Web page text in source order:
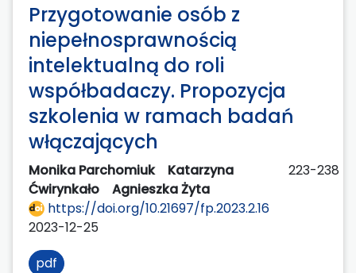
Przygotowanie osób z
niepełnosprawnością
intelektualną do roli
współbadaczy. Propozycja
szkolenia w ramach badań
włączających
Monika Parchomiuk
Katarzyna
Ćwirynkało
Agnieszka Żyta
223-238
https://doi.org/10.21697/fp.2023.2.16
2023-12-25
pdf